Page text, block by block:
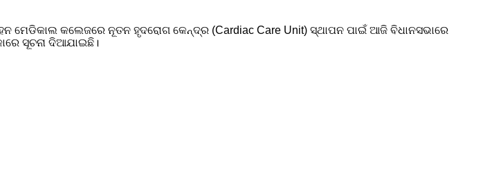
କଲେଜରେ ନୂତନ ହୃଦରୋଗ କେନ୍ଦ୍ର (Cardiac Care Unit) ସ୍ଥାପନ ପାଇଁ ଆଜି ବିଧାନସଭାରେ
ସୂଚନା ଦିଆଯାଇଛି।